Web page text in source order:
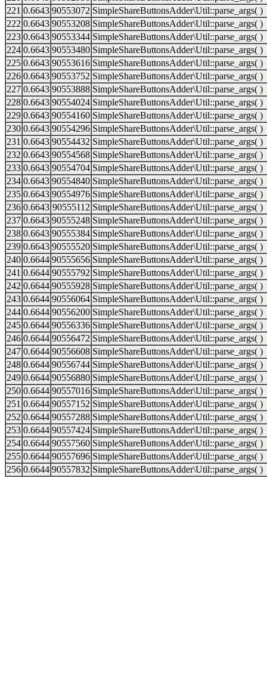
221 0.6643 90553072 SimpleShareButtonsAdder\Util::parse_args( )
222 0.6643 90553208 SimpleShareButtonsAdder\Util::parse_args( )
223 0.6643 90553344 SimpleShareButtonsAdder\Util::parse_args( )
224 0.6643 90553480 SimpleShareButtonsAdder\Util::parse_args( )
225 0.6643 90553616 SimpleShareButtonsAdder\Util::parse_args( )
226 0.6643 90553752 SimpleShareButtonsAdder\Util::parse_args( )
227 0.6643 90553888 SimpleShareButtonsAdder\Util::parse_args( )
228 0.6643 90554024 SimpleShareButtonsAdder\Util::parse_args( )
229 0.6643 90554160 SimpleShareButtonsAdder\Util::parse_args( )
230 0.6643 90554296 SimpleShareButtonsAdder\Util::parse_args( )
231 0.6643 90554432 SimpleShareButtonsAdder\Util::parse_args( )
232 0.6643 90554568 SimpleShareButtonsAdder\Util::parse_args( )
233 0.6643 90554704 SimpleShareButtonsAdder\Util::parse_args( )
234 0.6643 90554840 SimpleShareButtonsAdder\Util::parse_args( )
235 0.6643 90554976 SimpleShareButtonsAdder\Util::parse_args( )
236 0.6643 90555112 SimpleShareButtonsAdder\Util::parse_args( )
237 0.6643 90555248 SimpleShareButtonsAdder\Util::parse_args( )
238 0.6643 90555384 SimpleShareButtonsAdder\Util::parse_args( )
239 0.6643 90555520 SimpleShareButtonsAdder\Util::parse_args( )
240 0.6644 90555656 SimpleShareButtonsAdder\Util::parse_args( )
241 0.6644 90555792 SimpleShareButtonsAdder\Util::parse_args( )
242 0.6644 90555928 SimpleShareButtonsAdder\Util::parse_args( )
243 0.6644 90556064 SimpleShareButtonsAdder\Util::parse_args( )
244 0.6644 90556200 SimpleShareButtonsAdder\Util::parse_args( )
245 0.6644 90556336 SimpleShareButtonsAdder\Util::parse_args( )
246 0.6644 90556472 SimpleShareButtonsAdder\Util::parse_args( )
247 0.6644 90556608 SimpleShareButtonsAdder\Util::parse_args( )
248 0.6644 90556744 SimpleShareButtonsAdder\Util::parse_args( )
249 0.6644 90556880 SimpleShareButtonsAdder\Util::parse_args( )
250 0.6644 90557016 SimpleShareButtonsAdder\Util::parse_args( )
251 0.6644 90557152 SimpleShareButtonsAdder\Util::parse_args( )
252 0.6644 90557288 SimpleShareButtonsAdder\Util::parse_args( )
253 0.6644 90557424 SimpleShareButtonsAdder\Util::parse_args( )
254 0.6644 90557560 SimpleShareButtonsAdder\Util::parse_args( )
255 0.6644 90557696 SimpleShareButtonsAdder\Util::parse_args( )
256 0.6644 90557832 SimpleShareButtonsAdder\Util::parse_args( )